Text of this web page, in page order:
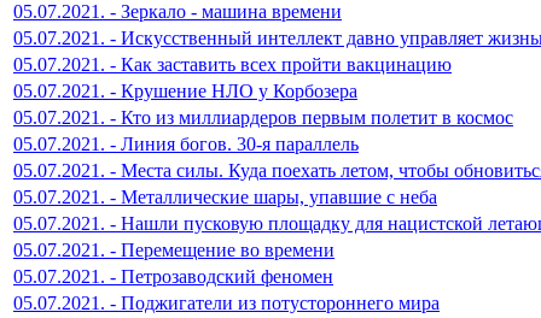
05.07.2021. - Зеркало - машина времени
05.07.2021. - Искусственный интеллект давно управляет
05.07.2021. - Как заставить всех пройти вакцинацию
05.07.2021. - Крушение НЛО у Корбозера
05.07.2021. - Кто из миллиардеров первым полетит в космос
05.07.2021. - Линия богов. 30-я параллель
05.07.2021. - Места силы. Куда поехать летом, чтобы
05.07.2021. - Металлические шары, упавшие с неба
05.07.2021. - Нашли пусковую площадку для нацистской
05.07.2021. - Перемещение во времени
05.07.2021. - Петрозаводский феномен
05.07.2021. - Поджигатели из потустороннего мира